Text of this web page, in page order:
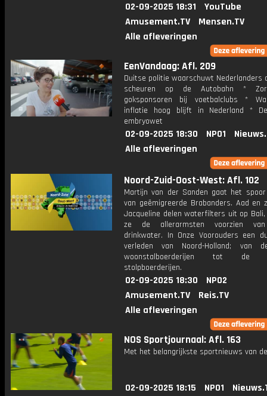
02-09-2025 18:31
YouTube
Amusement.TV
Mensen.TV
Alle afleveringen
EenVandaag: Afl. 209
Duitse politie waarschuwt Nederlanders
scheuren op de Autobahn *
goksponsoren bij voetbalclubs *
inflatie hoog blijft in Nederland *
embryowet
02-09-2025 18:30 NPO1
Alle afleveringen
Noord-Zuid-Oost-West: Afl. 102
Martijn van der Sanden gaat het
van geëmigreerde Brabanders. Aad en
Jacqueline delen waterfilters uit op
ze de allerarmsten voorzien
drinkwater. In Onze Voorouders een
verleden van Noord-Holland; van
woonstalboerderijen tot de
stolpboerderijen.
02-09-2025 18:30
NPO2
Amusement.TV
Reis.TV
Alle afleveringen
NOS Sportjournaal: Afl. 163
Met het belangrijkste sportnieuws van
02-09-2025 18:15 NPO1